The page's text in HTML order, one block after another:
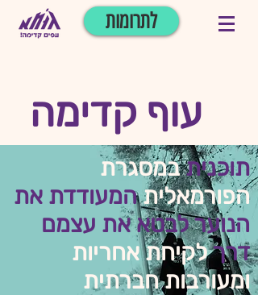
לתרומות
עוף קדימה
תוכנית במסגרת
הפורמאלית המעודדת את
הנוער לבטא את עצמם
דרך לקיחת אחריות
ומעורבות חברתית